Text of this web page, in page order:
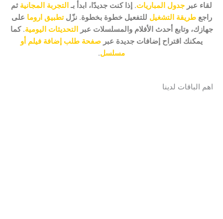
لقاء عبر جدول المباريات. إذا كنت جديدًا، ابدأ بـ التجربة المجانية ثم
راجع طريقة التشغيل للتفعيل خطوة بخطوة. نزّلتطبيق اروما على
جهازك، وتابع أحدث الأفلام والمسلسلات عبر
التحديثات اليومية. كما
يمكنك اقتراح إضافات جديدة عبر صفحة طلب إضافة فيلم أو
مسلسل.
اهم الباقات لدينا